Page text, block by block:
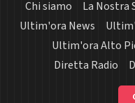
Chi siamo La Nostra
Ultim'ora News
Ultim'ora Alto
Diretta Radio